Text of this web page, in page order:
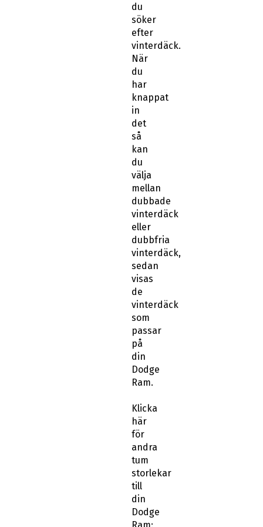
du
söker
efter
vinterdäck.
När
du
har
knappat
in
det
så
kan
du
välja
mellan
dubbade
vinterdäck
eller
dubbfria
vinterdäck,
sedan
visas
de
vinterdäck
som
passar
på
din
Dodge
Ram.
Klicka
här
för
andra
tum
storlekar
till
din
Dodge
Ram: